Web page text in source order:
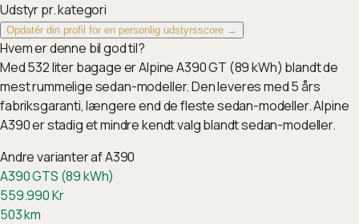
Udstyr pr. kategori
Opdatér din profil for en personlig udstyrsscore →
Hvem er denne bil god til?
Med 532 liter bagage er Alpine A390 GT (89 kWh) blandt de
mest rummelige sedan-modeller. Den leveres med 5 års
fabriksgaranti, længere end de fleste sedan-modeller. Alpine
A390 er stadig et mindre kendt valg blandt sedan-modeller.
Andre varianter afA390
A390 GTS (89 kWh)
559.990Kr
503km